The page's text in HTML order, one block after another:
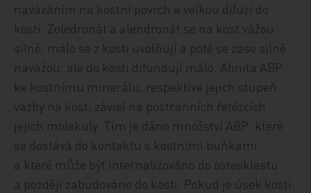
navázáním na kostní povrch a velkou difuzí do
kosti. Zoledronát a alendronát se na kost vážou
silně, málo se z kosti uvolňují a poté se zase silně
navážou, ale do kosti difundují málo. Afinita ABP
ke kostnímu minerálu, respektive jejich stupeň
vazby na kost, závisí na postranních řetězcích
jejich molekuly. Tím je dáno množství ABP, které
se dostává do kontaktu s kostními buňkami
a které může být internalizováno do osteoklastu
a později zabudováno do kosti. Pokud je úsek kosti